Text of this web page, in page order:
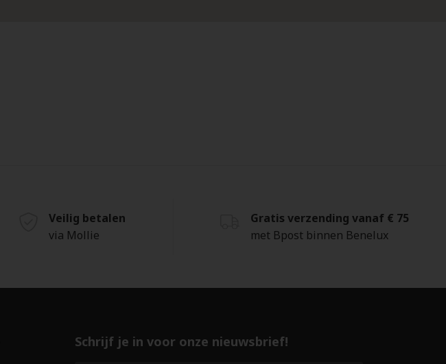
Veilig betalen
via Mollie
Gratis verzending vanaf € 75
met Bpost binnen Benelux
Schrijf je in voor onze nieuwsbrief!